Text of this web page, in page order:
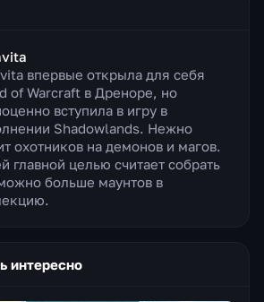
впервые открыла для себя
of Warcraft в Дреноре, но
вступила в игру в
Shadowlands. Нежно
охотников на демонов и магов.
главной целью считает собрать
больше маунтов в
интересно